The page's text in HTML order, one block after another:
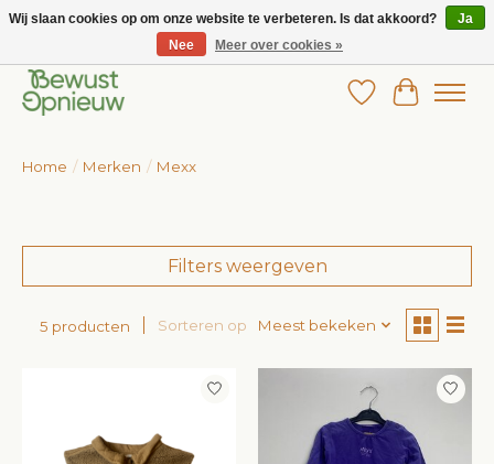
Wij bieden het grootste aanbod in betaalbare kinderkleding!
Verlanglijst
Home / Merken / Mexx
Filters weergeven
5 producten Sorteren op Meest bekeken
Wij slaan cookies op om onze website te verbeteren. Is dat akkoord?
Ja
Nee
Meer over cookies »